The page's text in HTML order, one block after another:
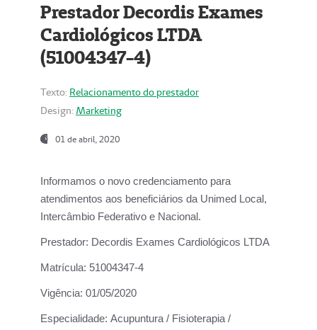
Prestador Decordis Exames
Cardiológicos LTDA
(51004347-4)
Texto: Relacionamento do prestador
Design: Marketing
01 de abril, 2020
Informamos o novo credenciamento para
atendimentos aos beneficiários da Unimed Local,
Intercâmbio Federativo e Nacional.
Prestador: Decordis Exames Cardiológicos LTDA
Matrícula: 51004347-4
Vigência: 01/05/2020
Especialidade: Acupuntura / Fisioterapia /